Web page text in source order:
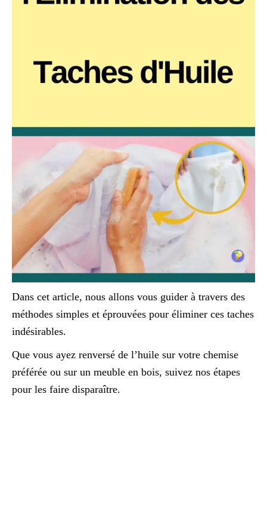
Dans cet article, nous allons vous guider à travers des
méthodes simples et éprouvées pour éliminer ces taches
indésirables.
Que vous ayez renversé de l’huile sur votre chemise
préférée ou sur un meuble en bois, suivez nos étapes
pour les faire disparaître.